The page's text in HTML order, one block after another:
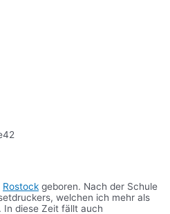
42
Rostock geboren. Nach der Schule
welchen ich mehr als
In diese Zeit fällt auch